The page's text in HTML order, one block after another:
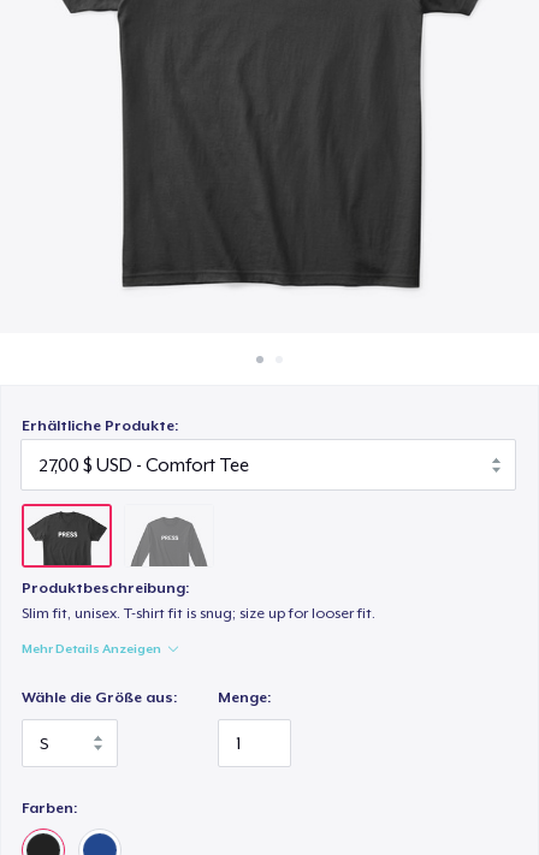
Erhältliche Produkte:
Produktbeschreibung:
Slim fit, unisex. T-shirt fit is snug; size up for looser fit.
Mehr Details Anzeigen
Wähle die Größe aus: Menge:
Farben: